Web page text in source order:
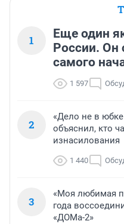
1
Еще один
России. Он
самого
1 597
2
«Дело не в
объяснил, кто
изнасилования
1 440
3
«Моя любимая
года
«ДОМа-2»